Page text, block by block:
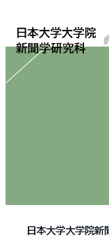
日本大学大学院新